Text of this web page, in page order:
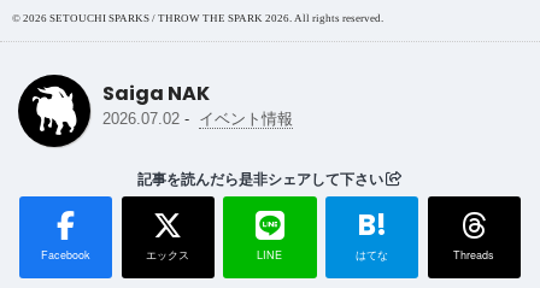
© 2026 SETOUCHI SPARKS / THROW THE SPARK 2026. All rights reserved.
Saiga NAK
2026.07.02 - イベント情報
記事を読んだら是非シェアして下さい
Facebook エックス LINE
B!
はてな Threads